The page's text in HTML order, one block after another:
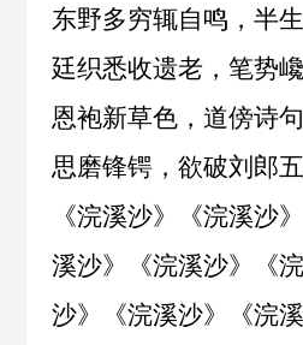
东野多穷辄自鸣，半
廷织悉收遗老，笔势
恩袍新草色，道傍诗
思磨锋锷，欲破刘郎五
《浣溪沙》《浣溪沙
溪沙》《浣溪沙》《
沙》《浣溪沙》《浣